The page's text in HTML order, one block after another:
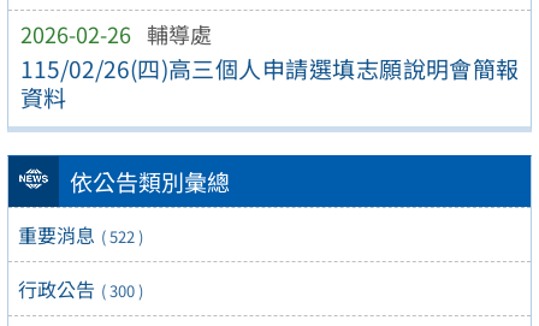
2026-02-26 輔導處
115/02/26(四)高三個人申請選填志願說明會簡報
資料
依公告類別彙總
重要消息 ( 522 )
行政公告 ( 300 )